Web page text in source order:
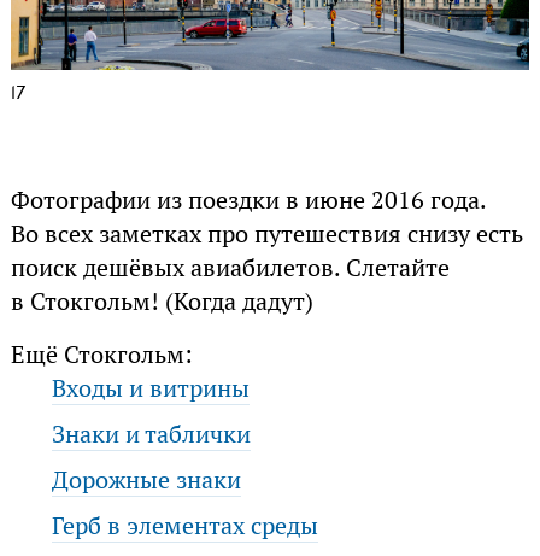
17
Фотографии из поездки в июне 2016 года.
Во всех заметках про путешествия снизу есть
поиск дешёвых авиабилетов. Слетайте
в Стокгольм! (Когда дадут)
Ещё Стокгольм:
Входы и витрины
Знаки и таблички
Дорожные знаки
Герб в элементах среды